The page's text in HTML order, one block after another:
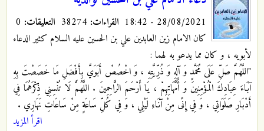
28/08/2021 - 18:42 القراءات: التعليقات:
كان الامام زين العابدين علي بن الحسين عليه السلام كثير الدعاء
لأبويه ، و كان مما يدعو به لهما :
"اللَّهُمَّ صَلِّ عَلَى مُحَمَّدٍ وَ آلِهِ وَ ذُرِّيَّتِهِ ، وَ اخْصُصْ أَبَوَيَّ بِأَفْضَلِ مَا خَصَصْتَ بِهِ
آبَاءَ عِبَادِكَ الْمُؤْمِنِينَ وَ أُمَّهَاتِهِمْ ، يَا أَرْحَمَ الرَّاحِمِينَ . اللَّهُمَّ لَا تُنْسِنِي ذِكْرَهُمَا فِي
أَدْبَارِ صَلَوَاتِي ، وَ فِي إِنًى مِنْ آنَاءِ لَيْلِي ، وَ فِي كُلِّ سَاعَةٍ مِنْ سَاعَاتِ نَهَارِي .
اقرأ المزيد